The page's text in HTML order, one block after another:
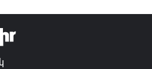
եվրո ներդրում՝
համար